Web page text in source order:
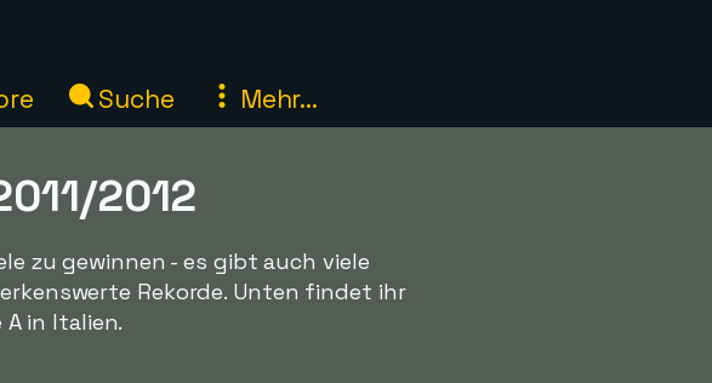
Suche Mehr...
2012
zu gewinnen - es gibt auch viele
Rekorde. Unten findet ihr
in Italien.